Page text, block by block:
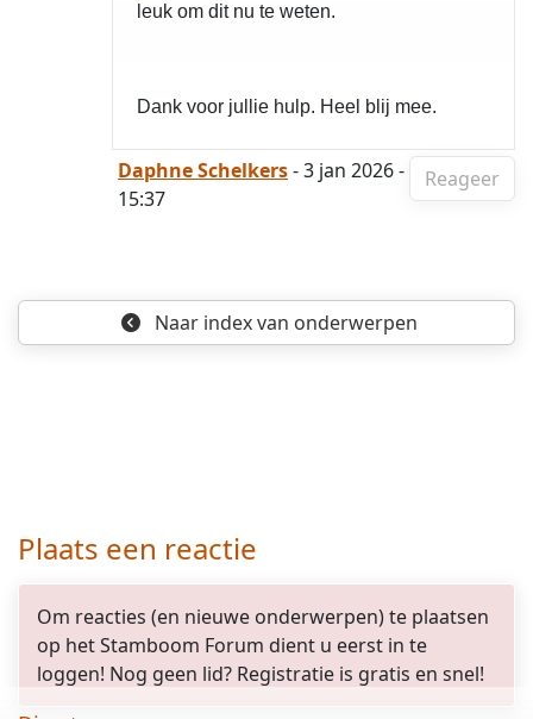
leuk om dit nu te weten.
Dank voor jullie hulp. Heel blij mee.
Reageer
Daphne Schelkers- 3 jan 2026 -
15:37
Naar indexvan onderwerpen
Plaats een reactie
Om reacties (en nieuwe onderwerpen) te plaatsen
op het Stamboom Forum dient u eerst in te
loggen! Nog geen lid? Registratie is gratis en snel!